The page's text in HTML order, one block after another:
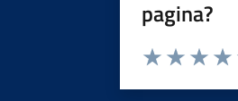
pagina?